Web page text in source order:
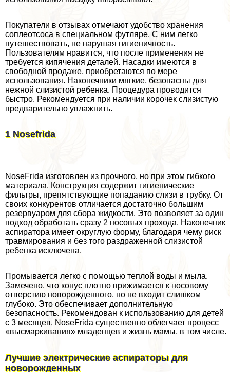
Покупатели в отзывах отмечают удобство хранения
соплеoтcocа в специальном футляре. С ним легко
путешествовать, не нарушая гигиеничность.
Пользователям нравится, что после применения не
требуется кипячения деталей. Насадки имеются в
свободной продаже, приобретаются по мере
использования. Наконечники мягкие, безопасны для
нежной слизистой ребенка. Процедypa проводится
быстро. Рекомендуется при наличии корочек слизистую
предварительно увлажнить.
1 Nosefrida
NoseFrida изготовлен из прочного, но при этом гибкого
материала. Конструкция содержит гигиенические
фильтры, препятствующие попаданию слизи в трубку. От
своих конкурентов отличается достаточно большим
резервуаром для сбора жидкости. Это позволяет за один
подход обработать сразу 2 носовых прохода. Наконечник
аспиратора имеет округлую форму, благодаря чему риск
травмирования и без того раздраженной слизистой
ребенка исключена.
Промывается легко с помощью теплой воды и мыла.
Замечено, что конус плотно прижимается к носовому
отверстию новорожденного, но не входит слишком
глубоко. Это обеспечивает дополнительную
безопасность. Рекомендован к использованию для детей
с 3 месяцев. NoseFrida существенно облегчает процесс
«высмаркивания» младенцев и жизнь мамы, в том числе.
Лучшие электрические аспираторы для
новорожденных